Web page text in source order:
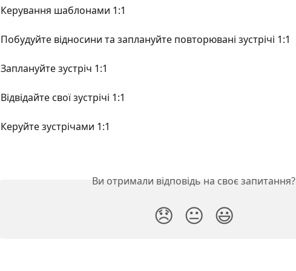
Керування шаблонами 1:1
Побудуйте відносини та заплануйте повторювані зустрічі 1:1
Заплануйте зустріч 1:1
Відвідайте свої зустрічі 1:1
Керуйте зустрічами 1:1
Ви отримали відповідь на своє запитання?
😞 😐 😃